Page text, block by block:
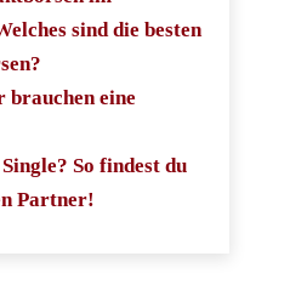
sind die besten
brauchen eine
So findest du
Partner!